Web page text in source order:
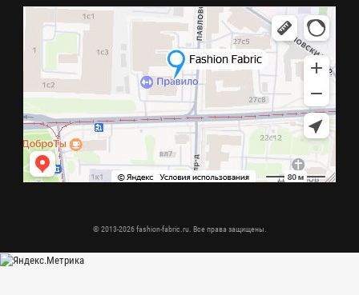
© 2013-2026 fashion-fabric.ru. Все права защищены.